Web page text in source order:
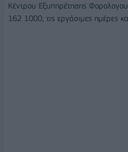
Κέντρου Εξυπηρέτησης
162 1000, τις εργάσιμες ημέρες